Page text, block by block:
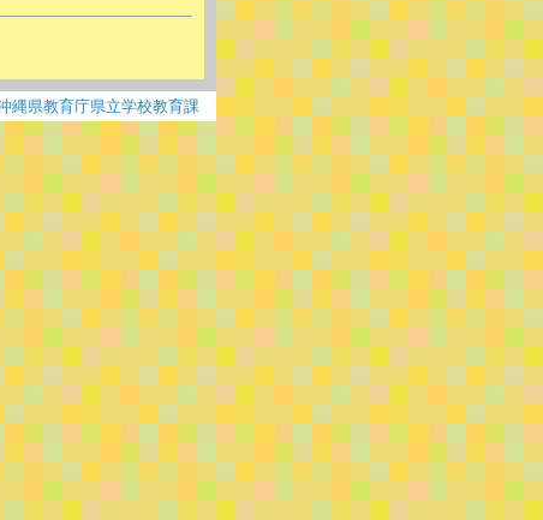
縄県教育庁県立学校教育課